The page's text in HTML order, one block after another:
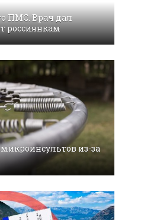
ПМС. Врач дал
россиянкам
микроинсультов из-за